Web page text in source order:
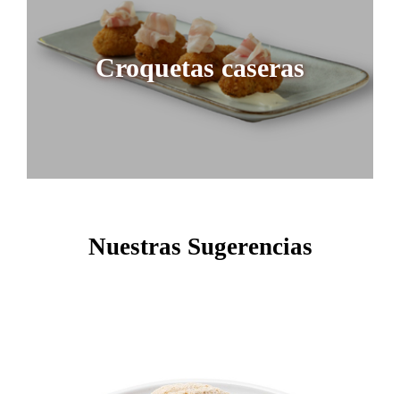
Croquetas caseras
Nuestras Sugerencias